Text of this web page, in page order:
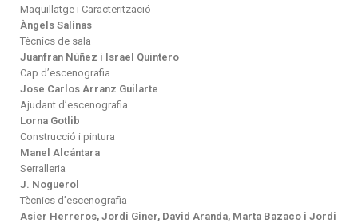
Maquillatge i Caracterització
Àngels Salinas
Tècnics de sala
Juanfran Núñez i Israel Quintero
Cap d’escenografia
Jose Carlos Arranz Guilarte
Ajudant d’escenografia
Lorna Gotlib
Construcció i pintura
Manel Alcántara
Serralleria
J. Noguerol
Tècnics d’escenografia
Asier Herreros, Jordi Giner, David Aranda, Marta Bazaco i Jordi